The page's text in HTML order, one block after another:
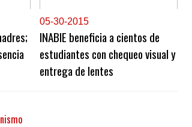
05-30-2015
INABIE beneficia a cientos de
estudiantes con chequeo visual y
entrega de lentes